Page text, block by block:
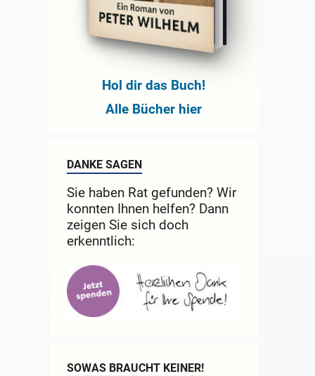
Hol dir das Buch!
Alle Bücher hier
DANKE SAGEN
Sie haben Rat gefunden? Wir
konnten Ihnen helfen? Dann
zeigen Sie sich doch
erkenntlich:
SOWAS BRAUCHT KEINER!